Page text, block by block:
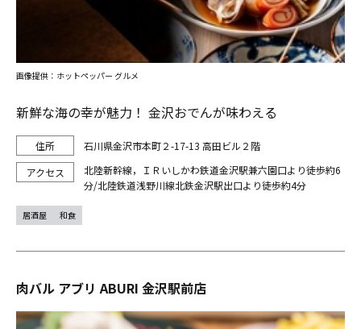
新鮮な海の幸が魅力！ 金沢おでんが味わえる
石川県金沢市本町２-17-13 高田ビル２階
北陸新幹線，ＩＲいしかわ鉄道金沢駅兼六園口より徒歩約6
分/北陸鉄道浅野川線北鉄金沢駅出口より徒歩約4分
画像提供：ホットペッパー グルメ
居酒屋 和食
肉バル アブリ ABURI 金沢駅前店